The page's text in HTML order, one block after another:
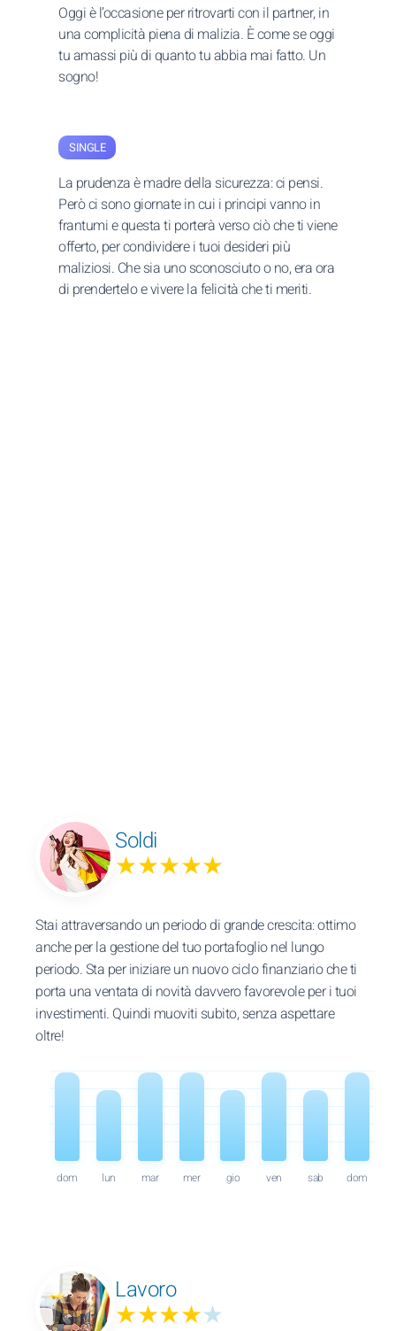
Oggi è l’occasione per ritrovarti con il partner, in
una complicità piena di malizia. È come se oggi
tu amassi più di quanto tu abbia mai fatto. Un
sogno!
SINGLE
La prudenza è madre della sicurezza: ci pensi.
Però ci sono giornate in cui i principi vanno in
frantumi e questa ti porterà verso ciò che ti viene
offerto, per condividere i tuoi desideri più
maliziosi. Che sia uno sconosciuto o no, era ora
di prendertelo e vivere la felicità che ti meriti.
Soldi
★★★★★
Stai attraversando un periodo di grande crescita: ottimo
anche per la gestione del tuo portafoglio nel lungo
periodo. Sta per iniziare un nuovo ciclo finanziario che ti
porta una ventata di novità davvero favorevole per i tuoi
investimenti. Quindi muoviti subito, senza aspettare
oltre!
dom lun mar mer gio ven sab dom
Lavoro
★★★★★